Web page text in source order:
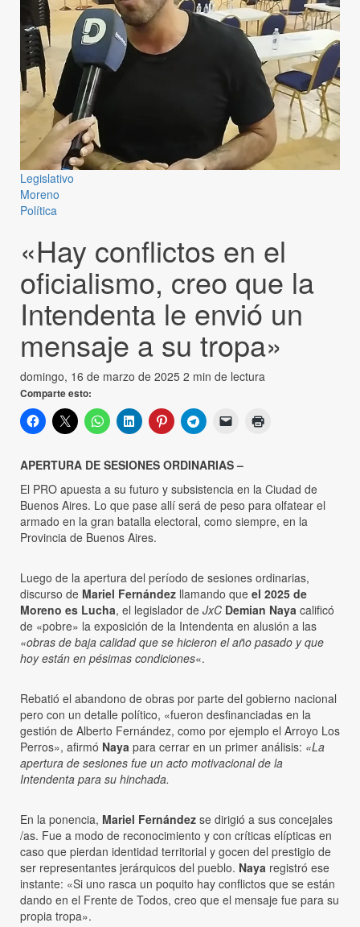
Legislativo
Moreno
Política
«Hay conflictos en el
oficialismo, creo que la
Intendenta le envió un
mensaje a su tropa»
domingo, 16 de marzo de 2025 2 min de lectura
Comparte esto:
APERTURA DE SESIONES ORDINARIAS –
El PRO apuesta a su futuro y subsistencia en la Ciudad de
Buenos Aires. Lo que pase allí será de peso para olfatear el
armado en la gran batalla electoral, como siempre, en la
Provincia de Buenos Aires.
Luego de la apertura del período de sesiones ordinarias,
discurso de Mariel Fernández llamando que el 2025 de
Moreno es Lucha, el legislador de JxC Demian Naya calificó
de «pobre» la exposición de la Intendenta en alusión a las
«obras de baja calidad que se hicieron el año pasado y que
hoy están en pésimas condiciones«.
Rebatió el abandono de obras por parte del gobierno nacional
pero con un detalle político, «fueron desfinanciadas en la
gestión de Alberto Fernández, como por ejemplo el Arroyo Los
Perros», afirmó Naya para cerrar en un primer análisis: «La
apertura de sesiones fue un acto motivacional de la
Intendenta para su hinchada.
En la ponencia, Mariel Fernández se dirigió a sus concejales
/as. Fue a modo de reconocimiento y con críticas elípticas en
caso que pierdan identidad territorial y gocen del prestigio de
ser representantes jerárquicos del pueblo. Naya registró ese
instante: «Si uno rasca un poquito hay conflictos que se están
dando en el Frente de Todos, creo que el mensaje fue para su
propia tropa».